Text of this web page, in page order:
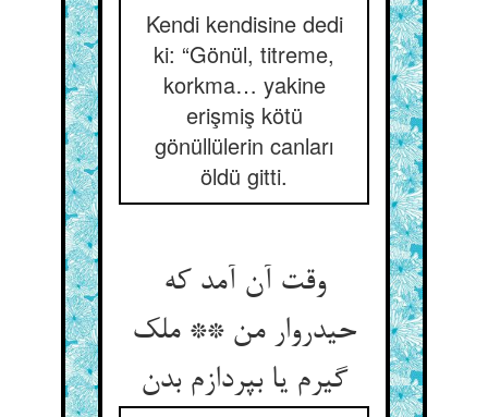
Kendi kendisine dedi
ki: “Gönül, titreme,
korkma… yakine
erişmiş kötü
gönüllülerin canları
öldü gitti.
وقت آن آمد که
حیدروار من ** ملک
گیرم یا بپردازم بدن